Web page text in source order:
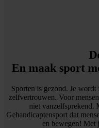
En maak sport
Sporten is gezond. Je
zelfvertrouwen. Voor
niet vanzelfsprekend.
Gehandicaptensport dat
en bewegen!